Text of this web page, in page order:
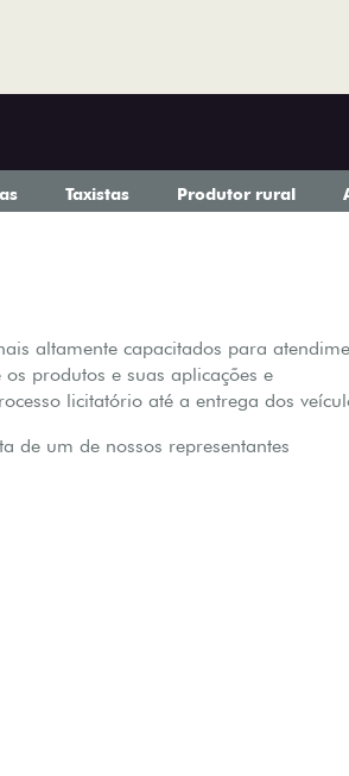
Taxistas Produtor rural
altamente capacitados para
produtos e suas aplicações e
licitatório até a entrega dos
de um de nossos representantes